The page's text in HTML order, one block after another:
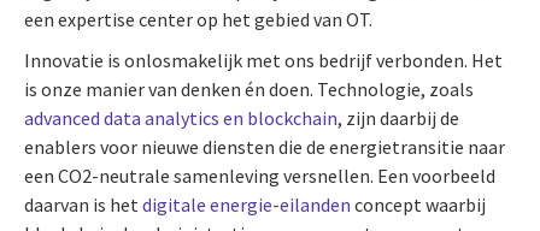
een expertise center op het gebied van OT.
Innovatie is onlosmakelijk met ons bedrijf verbonden. Het
is onze manier van denken én doen. Technologie, zoals
advanced data analytics en blockchain, zijn daarbij de
enablers voor nieuwe diensten die de energietransitie naar
een CO2-neutrale samenleving versnellen. Een voorbeeld
daarvan is hetdigitale energie-eilanden concept waarbij